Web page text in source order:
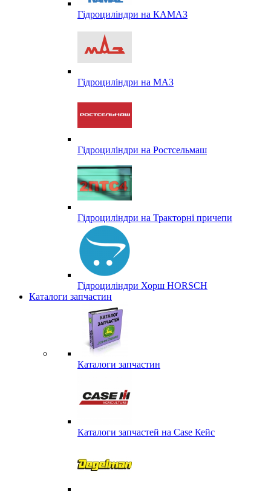
Гідроциліндри на КАМАЗ
Гідроциліндри на МАЗ
Гідроциліндри на Ростсельмаш
Гідроциліндри на Тракторні причепи
Гідроциліндри Хорш HORSCH
Каталоги запчастин
Каталоги запчастин
Каталоги запчастей на Case Кейс